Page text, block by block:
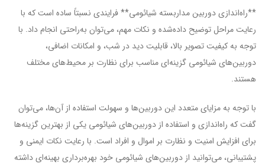
**راه‌اندازی دوربین مداربسته شیائومی** فرایندی نسبتاً ساده است که با
رعایت مراحل توضیح داده‌شده و نکات مهم، می‌توان به‌راحتی انجام داد. با
توجه به کیفیت تصویر بالا، قابلیت دید در شب، و امکانات اضافی،
دوربین‌های شیائومی گزینه‌ای مناسب برای نظارت بر محیط‌های مختلف
هستند.
با توجه به مزایای متعدد این دوربین‌ها و سهولت استفاده از آن‌ها، می‌توان
گفت که راه‌اندازی و استفاده از دوربین‌های شیائومی یکی از بهترین گزینه‌ها
برای افزایش امنیت و نظارت بر اموال و افراد است. با رعایت نکات ایمنی و
پشتیبانی، می‌توانید از دوربین‌های شیائومی خود بهره‌برداری بهینه‌ای داشته